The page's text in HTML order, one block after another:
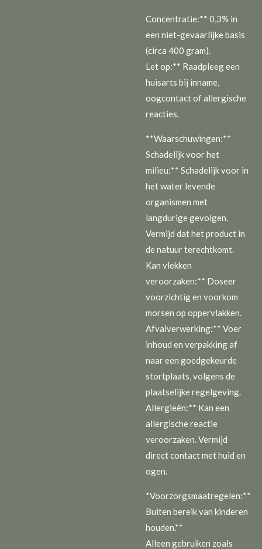
Concentratie:** 0,3% in
een niet-gevaarlijke basis
(circa 400 gram).
Let op:** Raadpleeg een
huisarts bij inname,
oogcontact of allergische
reacties.
**Waarschuwingen:**
Schadelijk voor het
milieu:** Schadelijk voor in
het water levende
organismen met
langdurige gevolgen.
Vermijd dat het product in
de natuur terechtkomt.
Kan vlekken
veroorzaken:** Doseer
voorzichtig en voorkom
morsen op oppervlakken.
Afvalverwerking:** Voer
inhoud en verpakking af
naar een goedgekeurde
stortplaats, volgens de
plaatselijke regelgeving.
Allergieën:** Kan een
allergische reactie
veroorzaken. Vermijd
direct contact met huid en
ogen.
*Voorzorgsmaatregelen:**
Buiten bereik van kinderen
houden.**
Alleen gebruiken zoals